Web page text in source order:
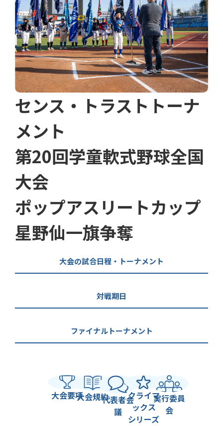
センス・トラストトーナ
メント
第20回学童軟式野球全国
大会
ポップアスリートカップ
星野仙一旗争奪
大会の試合日程・トーナメント
対戦期日
ファイナルトーナメント
大会要項大会規約代表者会
議
クライマ
ックス
シリーズ
実行委員
会